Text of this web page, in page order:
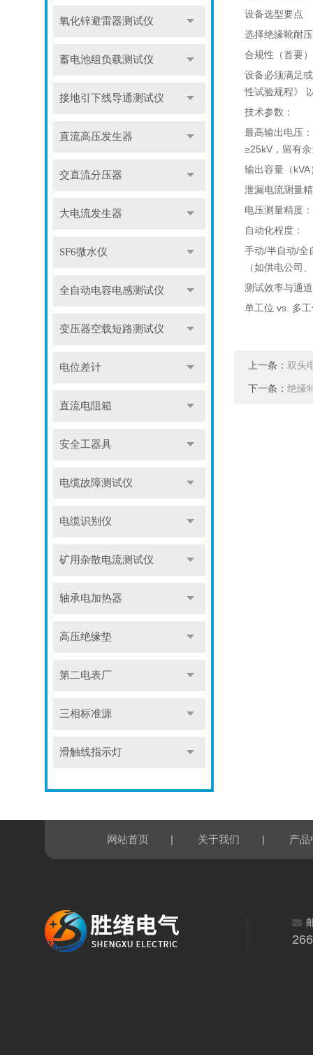
氧化锌避雷器测试仪
蓄电池组负载测试仪
接地引下线导通测试仪
直流高压发生器
交直流分压器
大电流发生器
SF6微水仪
全自动电容电感测试仪
变压器空载短路测试仪
电位差计
直流电阻箱
安全工器具
电缆故障测试仪
电缆识别仪
矿用杂散电流测试仪
轴承电加热器
高压绝缘垫
第二电表厂
三相标准源
滑触线指示灯
设备选型要点
选择绝缘靴耐
合规性（首要
设备必须满足
性试验规程》
技术参数：
最高输出电压
≥25kV，留有
输出容量（
泄漏电流测量
电压测量精度
自动化程度：
手动/半自动/全
（如供电公司
测试效率与通
单工位 vs. 多
上一条： 双头
下一条： 绝缘
网站首页 | 关于我们 | 产品